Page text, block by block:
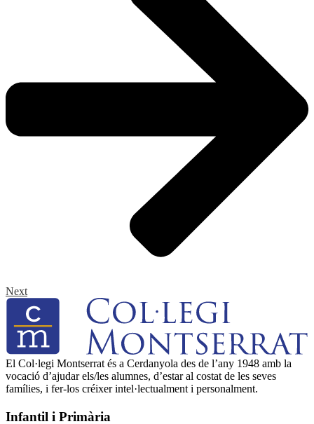
Next
El Col·legi Montserrat és a Cerdanyola des de l’any 1948 amb la
vocació d’ajudar els/les alumnes, d’estar al costat de les seves
famílies, i fer-los créixer intel·lectualment i personalment.
Infantil i Primària